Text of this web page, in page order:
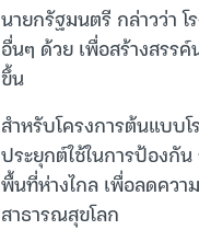
นายกรัฐมนตรี กล่าวว่า โ
อื่นๆ ด้วย เพื่อสร้างสรร
ขึ้น
สำหรับโครงการต้นแบบ
ประยุกต์ใช้ในการป้องกั
พื้นที่ห่างไกล เพื่อลดควา
สาธารณสุขโลก